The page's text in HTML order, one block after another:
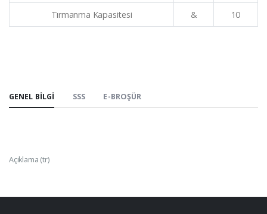
Tırmanma Kapasitesi & 10
GENEL BILGI SSS E-BROŞÜR
Açıklama (tr)